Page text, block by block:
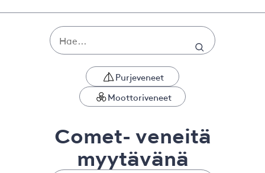
Purjeveneet
Moottoriveneet
Comet- veneitä
myytävänä